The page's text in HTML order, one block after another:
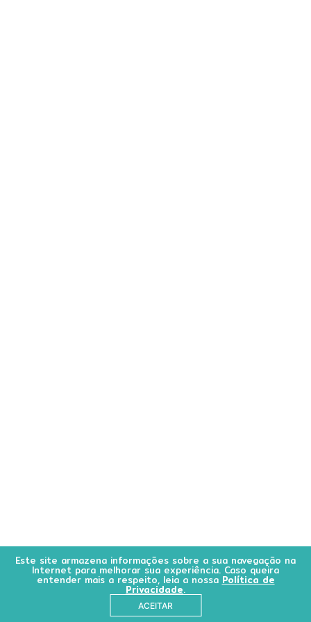
Este site armazena informações sobre a sua navegação na
Internet para melhorar sua experiência. Caso queira
entender mais a respeito, leia a nossa Política de
Privacidade.
ACEITAR